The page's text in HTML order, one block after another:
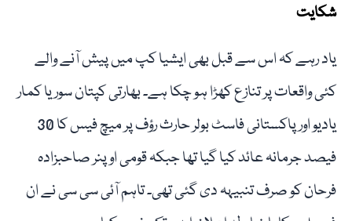
شکایت
یاد رہے کہ اس سے قبل بھی ایشیا کپ میں پیش آنے والے
کئی واقعات پر تنازع کھڑا ہو چکا ہے۔ بھارتی کپتان سوریا کمار
یادیو اور پاکستانی فاسٹ بولر حارث رؤف پر میچ فیس کا 30
فیصد جرمانہ عائد کیا گیا تھا جبکہ قومی اوپنر صاحبزادہ
فرحان کو صرف تنبیہہ دی گئی تھی۔ تاہم آئی سی سی نے ان